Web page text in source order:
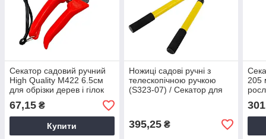
Секатор садовий ручний
High Quality М422 6.5см
для обрізки дерев і гілок
Секатори садові
67,15 ₴
Купити
Ножиці садові ручні з
телескопічною ручкою
(S323-07) / Секатор для
395,25₴
205